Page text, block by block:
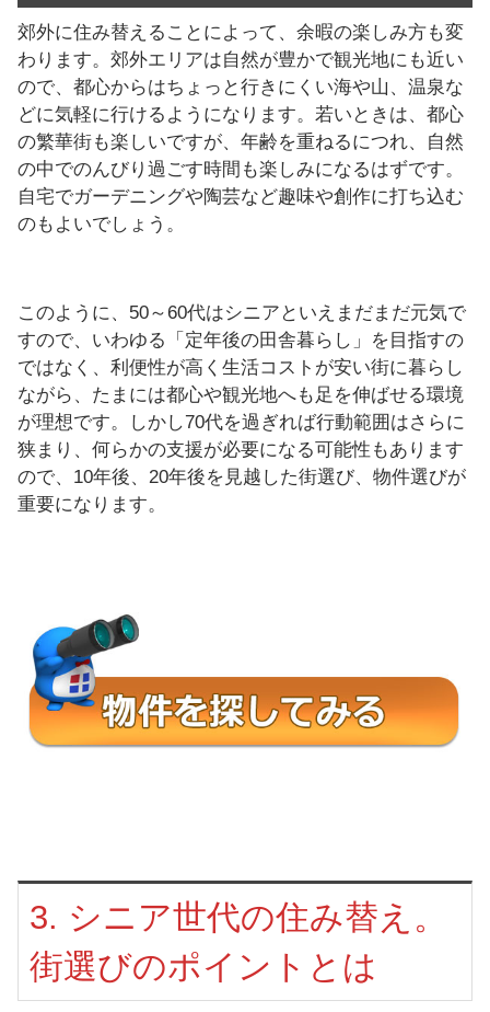
郊外に住み替えることによって、余暇の楽しみ方も変
わります。郊外エリアは自然が豊かで観光地にも近い
ので、都心からはちょっと行きにくい海や山、温泉な
どに気軽に行けるようになります。若いときは、都心
の繁華街も楽しいですが、年齢を重ねるにつれ、自然
の中でのんびり過ごす時間も楽しみになるはずです。
自宅でガーデニングや陶芸など趣味や創作に打ち込む
のもよいでしょう。
このように、50～60代はシニアといえまだまだ元気で
すので、いわゆる「定年後の田舎暮らし」を目指すの
ではなく、利便性が高く生活コストが安い街に暮らし
ながら、たまには都心や観光地へも足を伸ばせる環境
が理想です。しかし70代を過ぎれば行動範囲はさらに
狭まり、何らかの支援が必要になる可能性もあります
ので、10年後、20年後を見越した街選び、物件選びが
重要になります。
3. シニア世代の住み替え。
街選びのポイントとは